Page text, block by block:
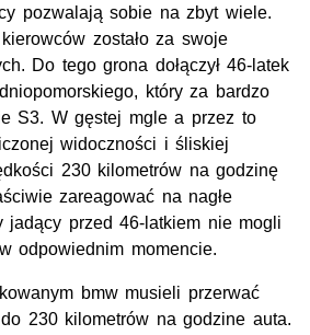
pozwalają sobie na zbyt wiele.
zostało za swoje
Do tego grona dołączył 46-latek
który za bardzo
S3. W gęstej mgle a przez to
widoczności i śliskiej
230 kilometrów na godzinę
zareagować na nagłe
jadący przed 46-latkiem nie mogli
odpowiednim momencie.
bmw musieli przerwać
230 kilometrów na godzine auta.